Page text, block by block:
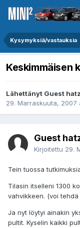
Kysymyksiä/vastauksia
Keskimmäisen
Lähettänyt Guest
29. Marraskuuta, 2007
Guest
Kirjoitettu 29.
Tein tuossa
Tilasin itselleni 1300
vahvikkeen. (voi
Ja nyt löytyi ainakin
pultit. Kyselin kaikki